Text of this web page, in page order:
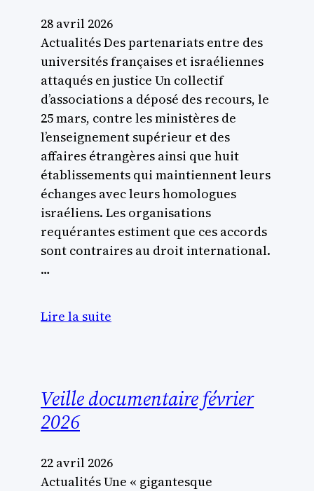
28 avril 2026
Actualités Des partenariats entre des
universités françaises et israéliennes
attaqués en justice Un collectif
d’associations a déposé des recours, le
25 mars, contre les ministères de
l’enseignement supérieur et des
affaires étrangères ainsi que huit
établissements qui maintiennent leurs
échanges avec leurs homologues
israéliens. Les organisations
requérantes estiment que ces accords
sont contraires au droit international.
…
Lire la suite
Veille documentaire février
2026
22 avril 2026
Actualités Une « gigantesque